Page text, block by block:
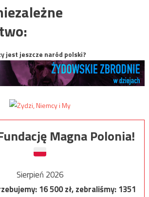
jest jeszcze naród polski?
Magna Polonia!
Sierpień 2026
16 500zł, zebraliśmy:1351